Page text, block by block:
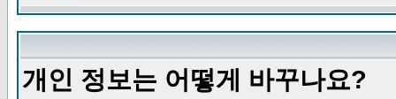
개인 정보는 어떻게 바꾸나요?